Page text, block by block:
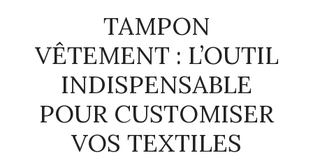
TAMPON
VÊTEMENT : L’OUTIL
INDISPENSABLE
POUR CUSTOMISER
VOS TEXTILES